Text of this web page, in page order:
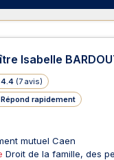
Isabelle
4.4 (7 avis)
Répond rapidement
mutuel Caen
Droit de la famille, des